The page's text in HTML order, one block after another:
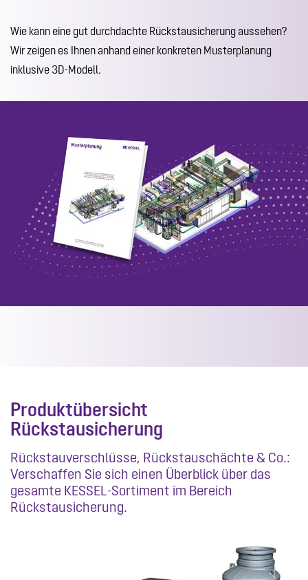
Wie kann eine gut durchdachte Rückstausicherung aussehen?
Wir zeigen es Ihnen anhand einer konkreten Musterplanung
inklusive 3D-Modell.
Produktübersicht
Rückstausicherung
Rückstauverschlüsse, Rückstauschächte & Co.:
Verschaffen Sie sich einen Überblick über das
gesamte KESSEL-Sortiment im Bereich
Rückstausicherung.